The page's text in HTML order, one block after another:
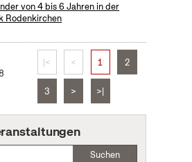
von 4 bis 6 Jahren in der
Rodenkirchen
|< < 1 2
3 > >|
Suchen